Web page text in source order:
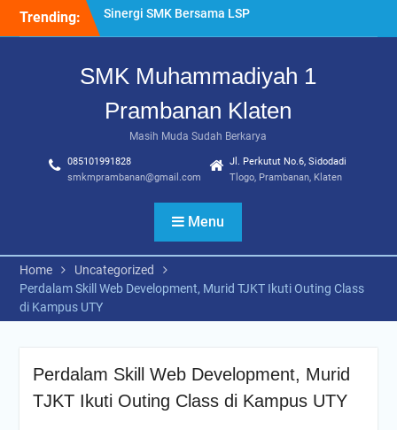
Trending:
“Pesantren Ramadan”
Sebagai Momentum
Perbaikan Diri
dan MPLS, SMK
Komitmen Sekolah Ramah
Anak
Uji Kompetensi Keahlian:
Sinergi SMK Bersama LSP
dalam Mencetak Lulusan
Kompeten dan Siap Kerja
SMK Muhammadiyah 1
Prambanan Klaten
Masih Muda Sudah Berkarya
085101991828
smkmprambanan@gmail.com
Jl. Perkutut No.6, Sidodadi
Tlogo, Prambanan, Klaten
Menu
Home
Uncategorized
Perdalam Skill Web Development, Murid TJKT Ikuti Outing Class
di Kampus UTY
Perdalam Skill Web Development, Murid
TJKT Ikuti Outing Class di Kampus UTY